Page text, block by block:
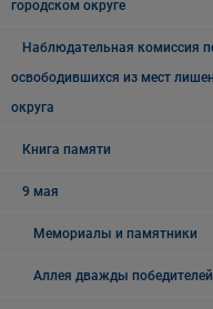
городском округе
Наблюдательная комиссия
освободившихся из мест
округа
Книга памяти
9 мая
Мемориалы и памятники
Аллея дважды победителей